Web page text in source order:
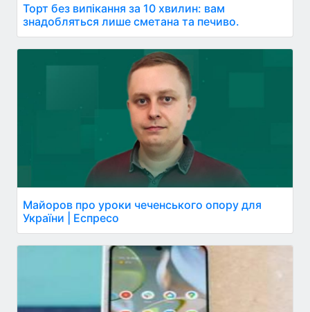
Торт без випікання за 10 хвилин: вам
знадобляться лише сметана та печиво.
Майоров про уроки чеченського опору для
України | Еспресо